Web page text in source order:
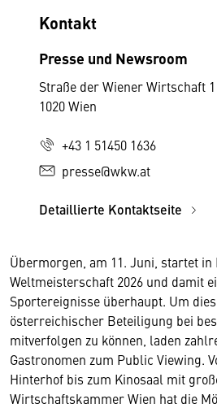
Kontakt
Presse und Newsroom
Straße der Wiener Wirtschaft 1
1020 Wien
+43 1 51450 1636
presse@wkw.at
Detaillierte Kontaktseite
Übermorgen, am 11. Juni, startet
Weltmeisterschaft 2026 und damit
Sportereignisse überhaupt. Um
österreichischer Beteiligung bei
mitverfolgen zu können, laden
Gastronomen zum Public Viewing.
Hinterhof bis zum Kinosaal mit
Wirtschaftskammer Wien hat die